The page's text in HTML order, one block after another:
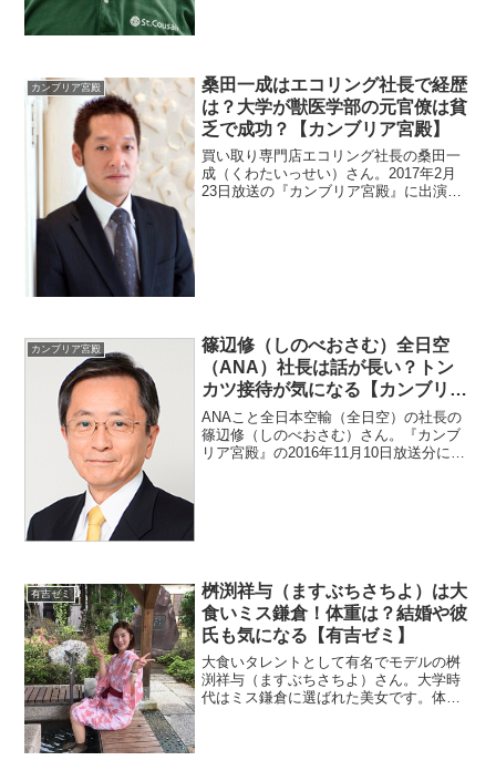
カンブリア宮殿
桑田一成はエコリング社長で経歴
は？大学が獣医学部の元官僚は貧
乏で成功？【カンブリア宮殿】
買い取り専門店エコリング社長の桑田一
成（くわたいっせい）さん。2017年2月
23日放送の『カンブリア宮殿』に出演。
カンブリア宮殿
篠辺修（しのべおさむ）全日空
（ANA）社長は話が長い？トン
カツ接待が気になる【カンブリ
ア】
ANAこと全日本空輸（全日空）の社長の
篠辺修（しのべおさむ）さん。『カンブ
リア宮殿』の2016年11月10日放送分に出
有吉ゼミ
桝渕祥与（ますぶちさちよ）は大
食いミス鎌倉！体重は？結婚や彼
氏も気になる【有吉ゼミ】
大食いタレントとして有名でモデルの桝
渕祥与（ますぶちさちよ）さん。大学時
代はミス鎌倉に選ばれた美女です。体重